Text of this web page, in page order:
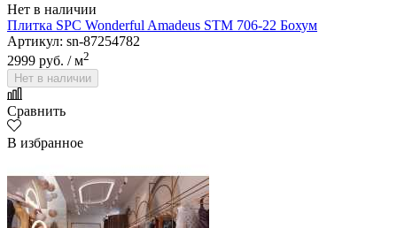
Нет в наличии
Плитка SPC Wonderful Amadeus STM 706-22 Бохум
Артикул: sn-87254782
2999 руб. / м2
Нет в наличии
Сравнить
В избранное